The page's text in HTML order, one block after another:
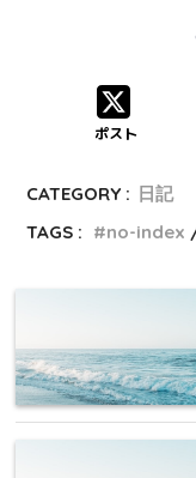
ポスト
CATEGORY : 日記
TAGS :
no-index